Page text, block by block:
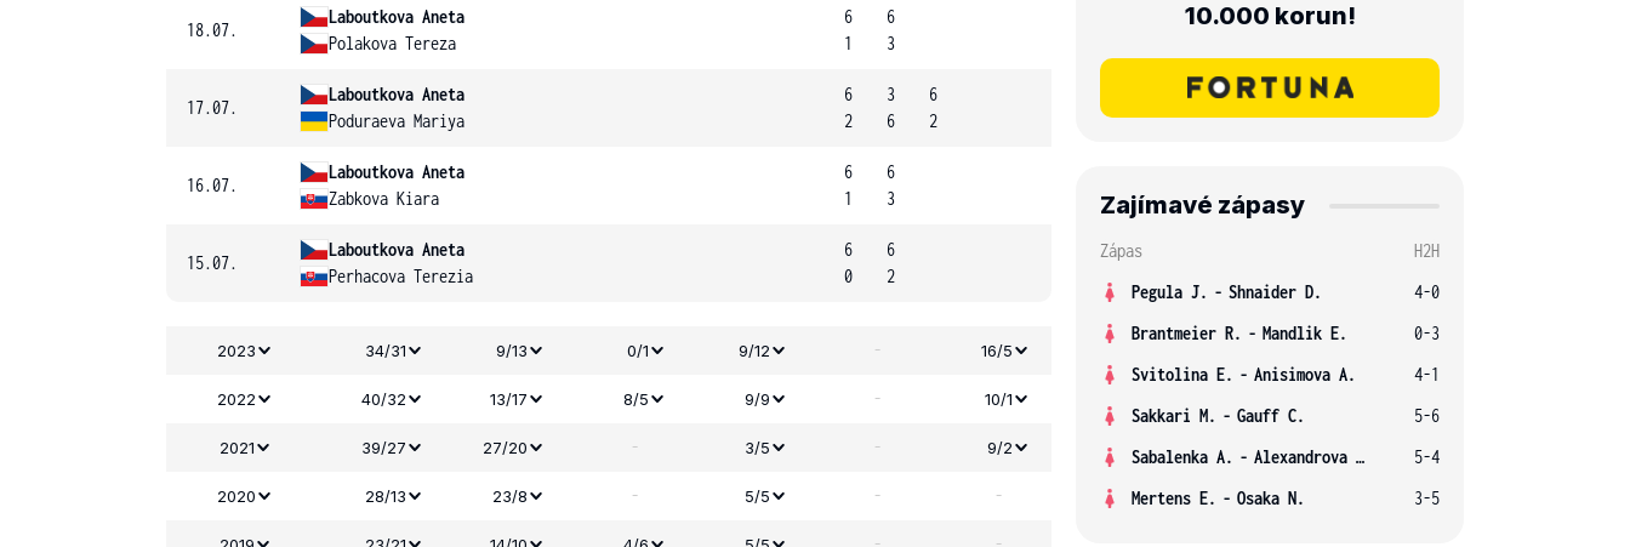
18.07.
Laboutkova Aneta
Polakova Tereza
6
1
6
3
17.07.
Laboutkova Aneta
Poduraeva Mariya
6
2
3
6
6
2
16.07.
Laboutkova Aneta
Zabkova Kiara
6
1
6
3
15.07.
Laboutkova Aneta
Perhacova Terezia
6
0
6
2
2023 34/31 9/13 0/1 9/12 - 16/5
2022 40/32 13/17 8/5 9/9 - 10/1
2021 39/27 27/20 - 3/5 - 9/2
2020 28/13 23/8 - 5/5 - -
10.000 korun!
Zajímavé zápasy
Zápas
H2H
Pegula J. - Shnaider D.
4-0
Brantmeier R. - Mandlik E.
0-3
Svitolina E. - Anisimova A.
4-1
Sakkari M. - Gauff C.
5-6
Sabalenka A. - Alexandrova E.
5-4
Mertens E. - Osaka N. 3-5